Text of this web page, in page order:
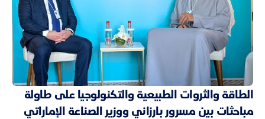
الطاقة والثروات الطبيعية والتكنولوجيا على طاولة
مباحثات بين مسرور بارزاني ووزير الصناعة الإماراتي